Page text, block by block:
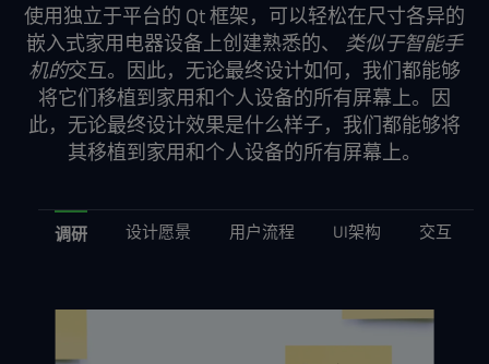
使用独立于平台的 Qt 框架，可以轻松在尺寸各异的
嵌入式家用电器设备上创建熟悉的、 类似于智能手
机的交互。因此，无论最终设计如何，我们都能够
将它们移植到家用和个人设备的所有屏幕上。因
此，无论最终设计效果是什么样子，我们都能够将
其移植到家用和个人设备的所有屏幕上。
调研 设计愿景 用户流程 UI架构 交互